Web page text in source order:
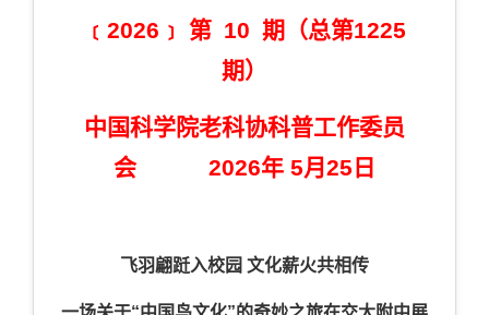
﹝2026﹞ 第 10 期（总第1225
期）
中国科学院老科协科普工作委员
会 2026年 5月25日
飞羽翩跹入校园 文化薪火共相传